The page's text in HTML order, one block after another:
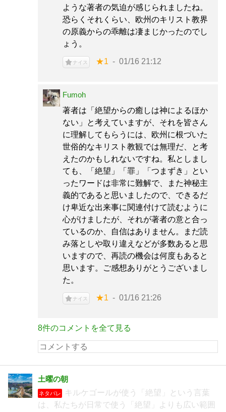
ような著者の気迫が感じられましたね。
恐らくそれくらい、欧州のキリスト教界
の原義からの乖離は凄まじかったのでし
ょう。
ナイス ★1 01/16 21:12
Fumoh
著者は「絶望からの癒しは神によるほか
ない」と考えていますが、それを皆さん
に理解してもらうには、欧州に根づいた
世俗的なキリスト教観では無理だ、と考
えたのかもしれないですね。私としまし
ても、「絶望」「罪」「つまずき」とい
ったワードは非常に難解で、また神秘主
義的であると思いましたので、できるだ
け卑近な出来事に関連付けて読むように
心がけましたが、それが著者の意と合っ
ているのか、自信はありません。まだ読
み落としや取り違えなどが多数あると思
いますので、再読の機会は何度もあると
思います。ご感想ありがとうございまし
た。
ナイス ★1 01/16 21:26
8件のコメントを全て見る
土曜の朝
ネタバレ
キルケゴールが使う「絶望」という言葉
は、私たちが日常で使う「絶望」よりも広い範囲